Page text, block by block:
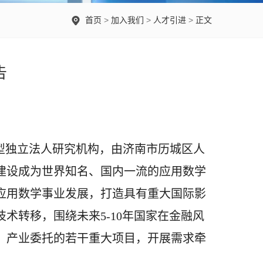
首页 > 加入我们 > 人才引进 > 正文
立法人研究机构，由济南市历城区人
成为世界知名、国内一流的应用数学
数学事业发展，打造具有重大国际影
转移，围绕未来5-10年国家在金融风
业委托的若干重大项目，开展需求牵